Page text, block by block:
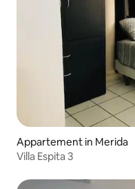
Appartement in Merida
Villa Espita 3